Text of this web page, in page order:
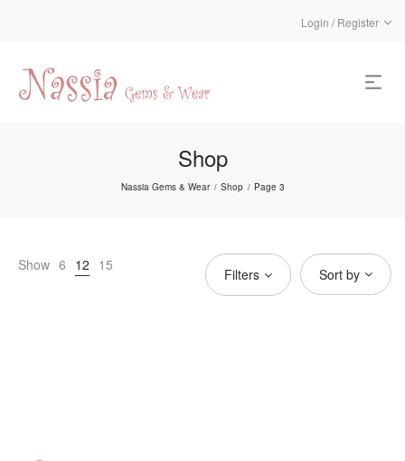
Login / Register
Shop
Nassia Gems & Wear / Shop / Page 3
Show 6 12 15
Filters Sort by